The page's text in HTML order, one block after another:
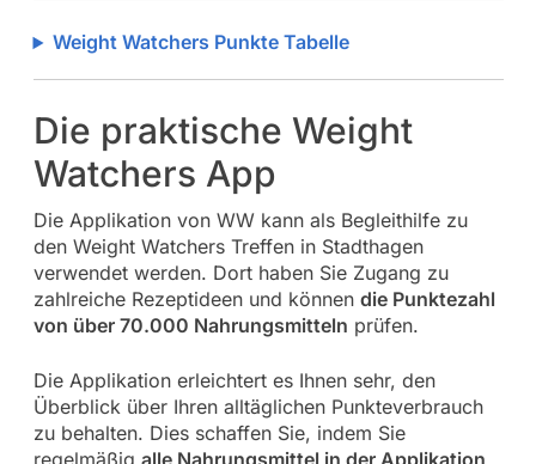
Weight Watchers Punkte Tabelle
Die praktische Weight
Watchers App
Die Applikation von WW kann als Begleithilfe zu
den Weight Watchers Treffen in Stadthagen
verwendet werden. Dort haben Sie Zugang zu
zahlreiche Rezeptideen und können die Punktezahl
von über 70.000 Nahrungsmitteln prüfen.
Die Applikation erleichtert es Ihnen sehr, den
Überblick über Ihren alltäglichen Punkteverbrauch
zu behalten. Dies schaffen Sie, indem Sie